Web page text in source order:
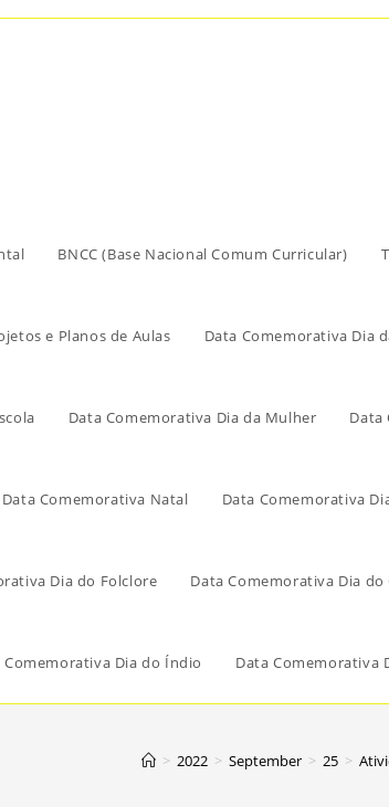
BNCC (Base Nacional Comum Curricular)
e Planos de Aulas Data Comemorativa Dia
Data Comemorativa Dia da Mulher Data
Data Comemorativa Natal Data Comemorativa
Dia do Folclore Data Comemorativa Dia do
Comemorativa Dia do Índio Data Comemorativa
> 2022 > September > 25 >